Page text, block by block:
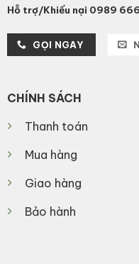
Hỗ trợ/Khiếu nại 0989
GỌI NGAY
CHÍNH SÁCH
Thanh toán
Mua hàng
Giao hàng
Bảo hành